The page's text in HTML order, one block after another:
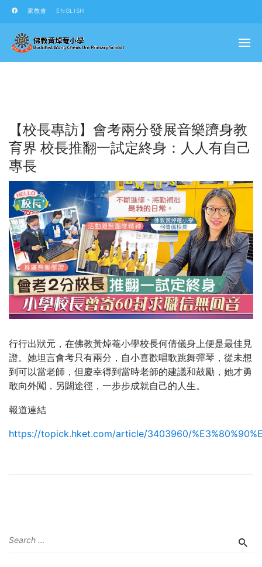
家教會 ENGLISH
【校長專訪】會考兩分發展音樂躋身教
育界 校長推翻一試定終身：人人有自己
專長
行行出狀元，在佛教黃焯菴小學校長何倩儀身上便是最佳見
證。她坦言會考只有兩分，自小喜歡唱歌跳舞彈琴，從未想
到可以當老師，但慶幸得到當時老師的建議和鼓勵，她才勇
敢向外闖，另闢途徑，一步步成就自己的人生。
報道連結
https://topick.hket.com/article/3403960/